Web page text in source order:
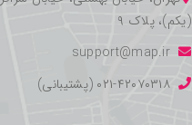
(یکم)، پلاک ۹